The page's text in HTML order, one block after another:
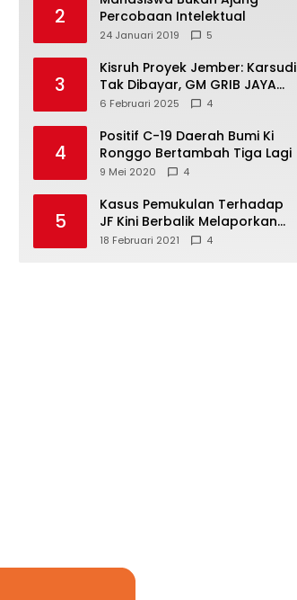
2
Percobaan Intelektual
24 Januari 2019 5
3
Kisruh Proyek Jember: Karsudi
Tak Dibayar, GM GRIB JAYA
Turun Tangan!
6 Februari 2025 4
4
Positif C-19 Daerah Bumi Ki
Ronggo Bertambah Tiga Lagi
9 Mei 2020 4
5
Kasus Pemukulan Terhadap
JF Kini Berbalik Melaporkan
Pelapor, Kuasa Hukum
18 Februari 2021 4